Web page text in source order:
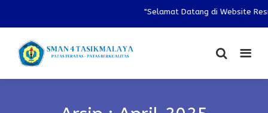
"Selamat Datang di Website